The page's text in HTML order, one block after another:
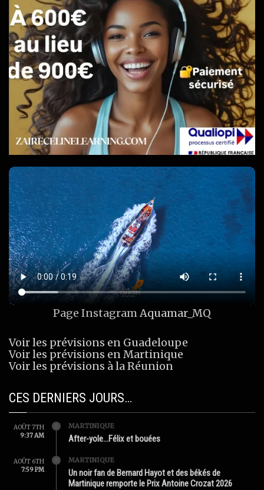
Page InstagramAquamar_MQ
Voir les prévisions en Guadeloupe
Voir les prévisions en Martinique
Voir les prévisions à la Réunion
CES DERNIERS JOURS…
AOÛT 7TH
9:37 AM
MARTINIQUE
After-yole…Félix et bouées
AOÛT 6TH
7:59 PM
MARTINIQUE
Un noir fan de Bernard Hayot et des békés de
Martinique remporte le Prix Antoine Crozat 2026